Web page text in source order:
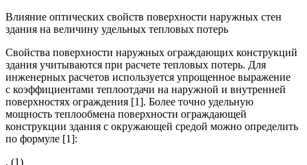
Влияние оптических свойств поверхности наружных стен
здания на величину удельных тепловых потерь
Свойства поверхности наружных ограждающих конструкций
здания учитываются при расчете тепловых потерь. Для
инженерных расчетов используется упрощенное выражение
с коэффициентами теплоотдачи на наружной и внутренней
поверхностях ограждения [1]. Более точно удельную
мощность теплообмена поверхности ограждающей
конструкции здания с окружающей средой можно определить
по формуле [1]:
, (1)